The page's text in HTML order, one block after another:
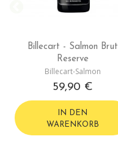
Billecart - Salmon Brut
Reserve
Billecart-Salmon
59,90 €
IN DEN
WARENKORB